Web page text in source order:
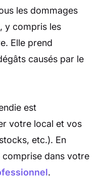
les dommages
y compris les
Elle prend
causés par le
est
votre local et vos
etc.). En
dans votre
.